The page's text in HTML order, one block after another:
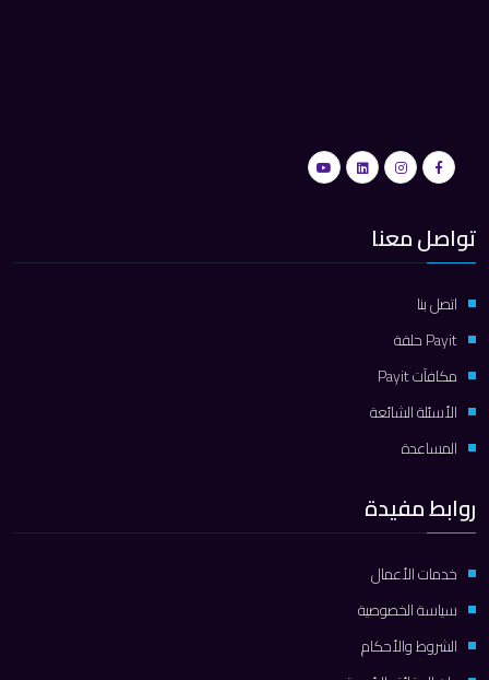
تواصل معنا
اتصل بنا
Payit حلقة
مكافآت Payit
الأسئلة الشائعة
المساعدة
روابط مفيدة
خدمات الأعمال
سياسة الخصوصية
الشروط والأحكام